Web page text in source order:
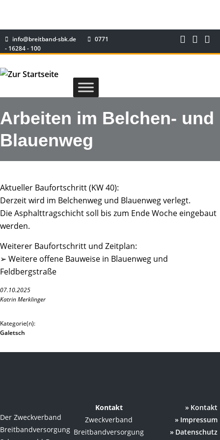
info@breitband-sbk.de
0771
- 16284 - 100
Arbeiten im Belchen- und
Blauenweg
Aktueller Baufortschritt (KW 40):
Derzeit wird im Belchenweg und Blauenweg verlegt.
Die Asphalttragschicht soll bis zum Ende Woche eingebaut
werden.
Weiterer Baufortschritt und Zeitplan:
➢ Weitere offene Bauweise in Blauenweg und
Feldbergstraße
07.10.2025
Katrin Merklinger
Kategorie(n):
Galetsch
Der Zweckverband
Breitbandversorgung
Kontakt
Zweckverband
Breitbandversorgung
Kontakt
Impressum
Datenschutz